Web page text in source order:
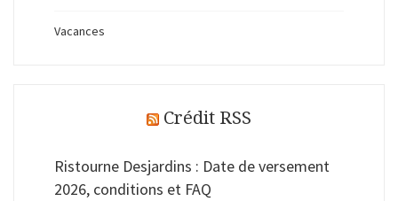
Vacances
Crédit RSS
Ristourne Desjardins : Date de versement
2026, conditions et FAQ